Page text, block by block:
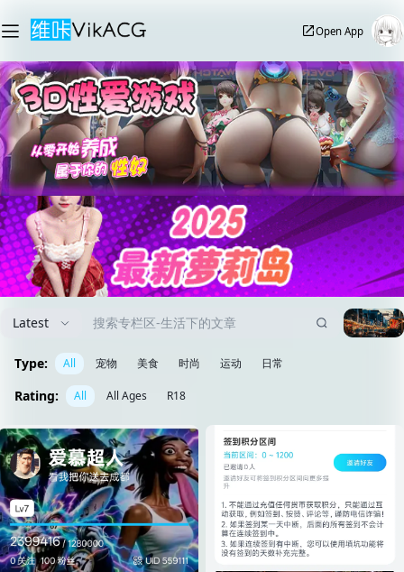
Open App
Latest
Type: All 宠物 美食 时尚 运动 日常
Rating: All All Ages R18